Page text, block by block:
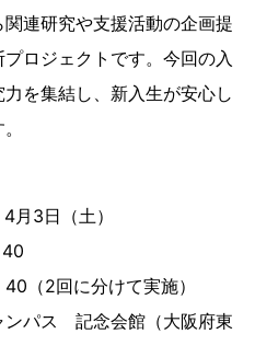
連研究や支援活動の企画提
ロジェクトです。今回の入
を集結し、新入生が安心し
3日（土）
2回に分けて実施）
パス 記念会館（大阪府東